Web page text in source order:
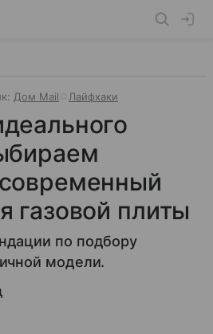
Дом Mail Лайфхаки
газовой плиты
по подбору
модели.